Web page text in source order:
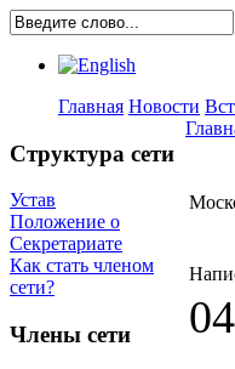
Главная Новости
Структура сети
Устав
Положение о
Секретариате
Как стать членом
сети?
Члены сети